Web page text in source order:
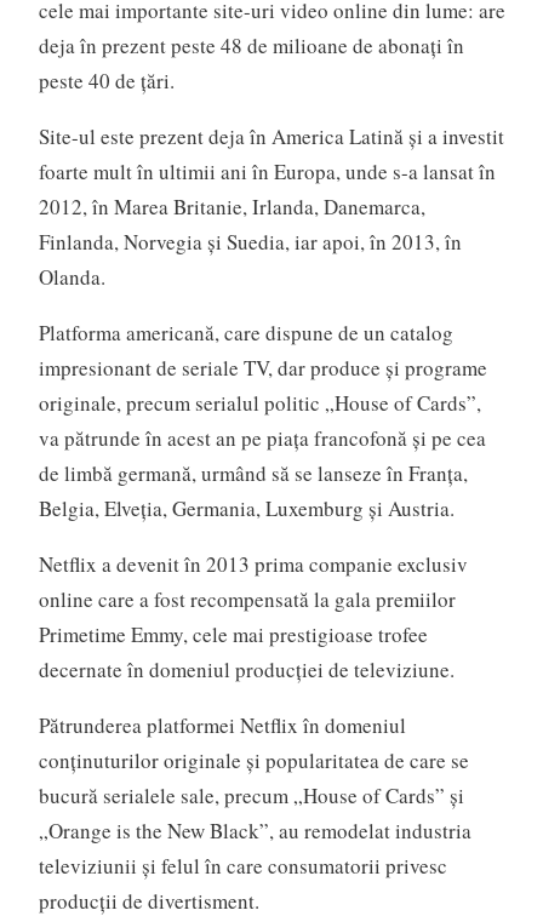
cele mai importante site-uri video online din lume: are
deja în prezent peste 48 de milioane de abonaţi în
peste 40 de ţări.
Site-ul este prezent deja în America Latină şi a investit
foarte mult în ultimii ani în Europa, unde s-a lansat în
2012, în Marea Britanie, Irlanda, Danemarca,
Finlanda, Norvegia şi Suedia, iar apoi, în 2013, în
Olanda.
Platforma americană, care dispune de un catalog
impresionant de seriale TV, dar produce şi programe
originale, precum serialul politic „House of Cards”,
va pătrunde în acest an pe piaţa francofonă şi pe cea
de limbă germană, urmând să se lanseze în Franţa,
Belgia, Elveţia, Germania, Luxemburg şi Austria.
Netflix a devenit în 2013 prima companie exclusiv
online care a fost recompensată la gala premiilor
Primetime Emmy, cele mai prestigioase trofee
decernate în domeniul producţiei de televiziune.
Pătrunderea platformei Netflix în domeniul
conţinuturilor originale şi popularitatea de care se
bucură serialele sale, precum „House of Cards” şi
„Orange is the New Black”, au remodelat industria
televiziunii şi felul în care consumatorii privesc
producţii de divertisment.